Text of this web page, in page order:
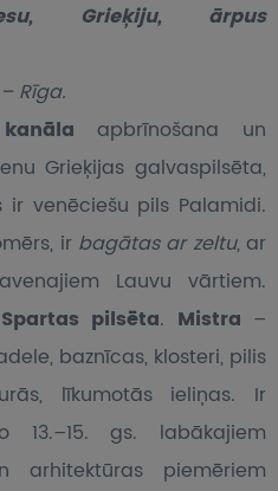
Grieķiju, ārpus
Rīga.
kanālaapbrīnošana un
Grieķijas galvaspilsēta,
venēciešu pils Palamidi.
ir bagātas ar zeltu, ar
Lauvu vārtiem.
Spartas pilsēta. Mistra –
baznīcas, klosteri, pilis
līkumotās ieliņas. Ir
13.–15. gs. labākajiem
arhitektūras piemēriem